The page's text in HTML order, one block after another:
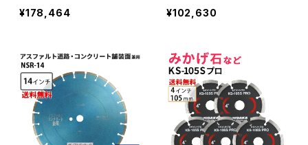
ンチ exr550-14 硬質コン
クリート・みかげ石など EX
¥178,464
り】乾式 EXR330 14インチ
コンクリート二次製品など
¥102,630